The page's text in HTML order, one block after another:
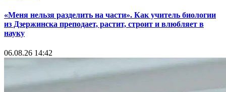
«Меня нельзя разделить на части». Как учитель биологии
из Дзержинска преподает, растит, строит и влюбляет в
науку
06.08.26 14:42